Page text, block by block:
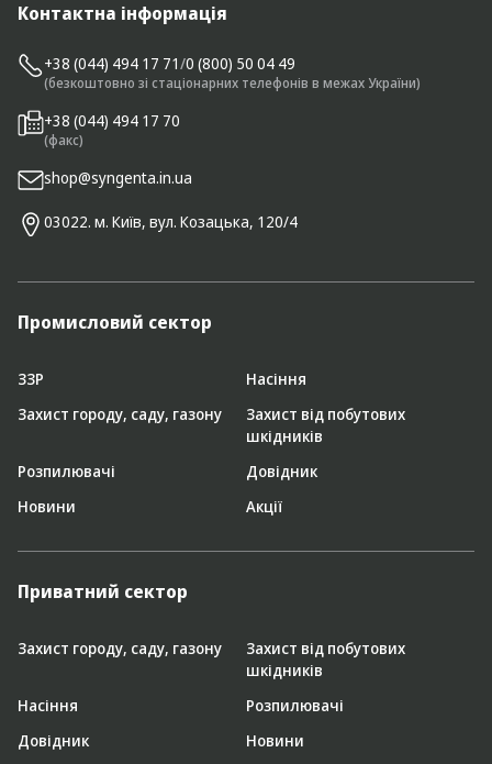
Контактна інформація
+38 (044) 494 17 71/0 (800) 50 04 49
(безкоштовно зі стаціонарних телефонів в межах України)
+38 (044) 494 17 70
(факс)
shop@syngenta.in.ua
03022. м. Київ, вул. Козацька, 120/4
Промисловий сектор
ЗЗР
Насіння
Захист городу, саду, газону
Захист від побутових
шкідників
Розпилювачі
Довідник
Новини
Акції
Приватний сектор
Захист городу, саду, газону
Захист від побутових
шкідників
Насіння
Розпилювачі
Довідник
Новини